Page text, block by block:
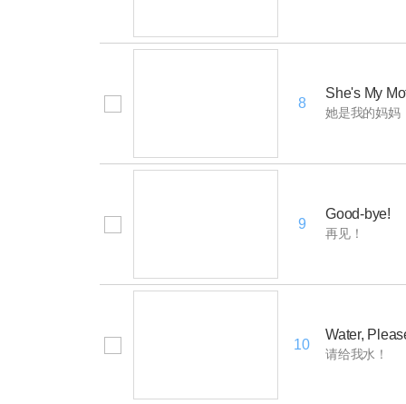
8
She's My
她是我的妈妈
9
Good-bye!
再见！
10
Water,
请给我水！